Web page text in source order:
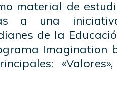
material de
a una
de la
Imagination